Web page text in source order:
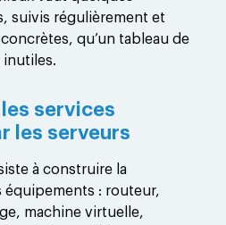
suivis régulièrement et
qu’un tableau de
inutiles.
services
les serveurs
à construire la
équipements : routeur,
machine virtuelle,